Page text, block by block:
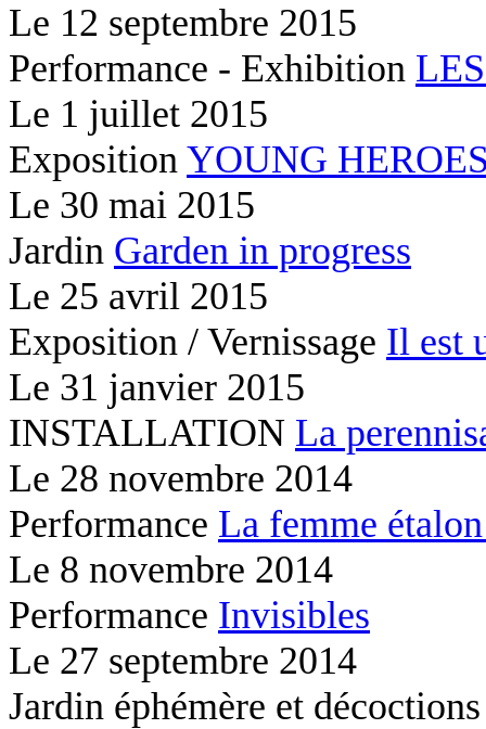
Le 12 septembre 2015
Performance - Exhibition
Le 1 juillet 2015
Exposition YOUNG
Le 30 mai 2015
Jardin Garden in progress
Le 25 avril 2015
Exposition / Vernissage Il est
Le 31 janvier 2015
INSTALLATION La
Le 28 novembre 2014
Performance La femme
Le 8 novembre 2014
Performance Invisibles
Le 27 septembre 2014
Jardin éphémère et